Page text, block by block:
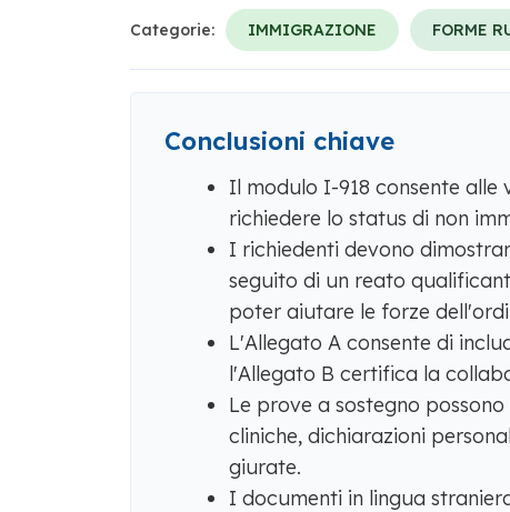
Categorie: IMMIGRAZIONE FORME
Conclusioni chiave
Il modulo I-918 consente
richiedere lo status di non
I richiedenti devono
seguito di un reato
poter aiutare le forze
L'Allegato A consente di
l'Allegato B certifica la
Le prove a sostegno
cliniche, dichiarazioni
giurate.
I documenti in lingua